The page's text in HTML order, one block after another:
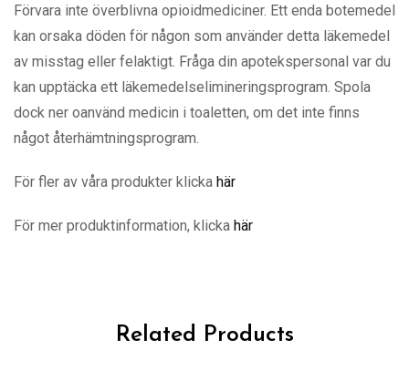
Förvara inte överblivna opioidmediciner. Ett enda botemedel
kan orsaka döden för någon som använder detta läkemedel
av misstag eller felaktigt. Fråga din apotekspersonal var du
kan upptäcka ett läkemedelselimineringsprogram. Spola
dock ner oanvänd medicin i toaletten, om det inte finns
något återhämtningsprogram.
För fler av våra produkter klicka här
För mer produktinformation, klicka här
Related Products